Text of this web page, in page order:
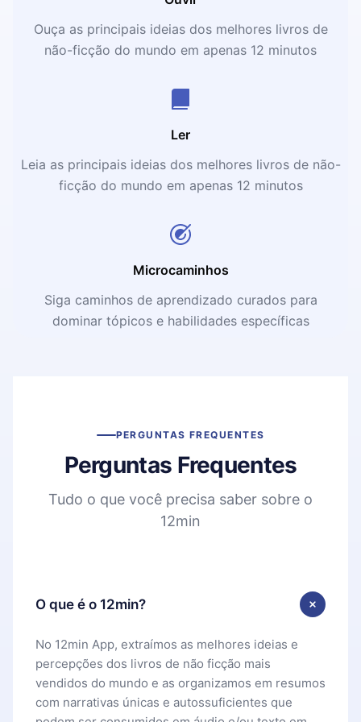
Ouça as principais ideias dos melhores livros de
não-ficção do mundo em apenas 12 minutos
Ler
Leia as principais ideias dos melhores livros de não-
ficção do mundo em apenas 12 minutos
Microcaminhos
Siga caminhos de aprendizado curados para
dominar tópicos e habilidades específicas
PERGUNTAS FREQUENTES
Perguntas Frequentes
Tudo o que você precisa saber sobre o
12min
O que é o 12min?
No 12min App, extraímos as melhores ideias e
percepções dos livros de não ficção mais
vendidos do mundo e as organizamos em resumos
com narrativas únicas e autossuficientes que